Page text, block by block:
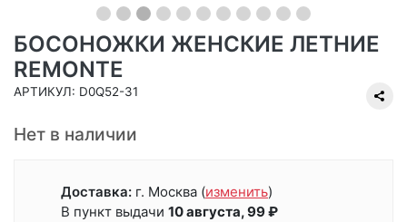
БОСОНОЖКИ ЖЕНСКИЕ ЛЕТНИЕ
REMONTE
АРТИКУЛ: D0Q52-31
Нет в наличии
Доставка: г. Москва (изменить)
В пункт выдачи 10 августа, 99 ₽